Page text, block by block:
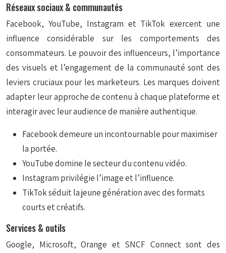
Réseaux sociaux & communautés
Facebook, YouTube, Instagram et TikTok exercent une
influence considérable sur les comportements des
consommateurs. Le pouvoir des influenceurs, l’importance
des visuels et l’engagement de la communauté sont des
leviers cruciaux pour les marketeurs. Les marques doivent
adapter leur approche de contenu à chaque plateforme et
interagir avec leur audience de manière authentique.
Facebook demeure un incontournable pour maximiser
la portée.
YouTube domine le secteur du contenu vidéo.
Instagram privilégie l’image et l’influence.
TikTok séduit la jeune génération avec des formats
courts et créatifs.
Services & outils
Google, Microsoft, Orange et SNCF Connect sont des